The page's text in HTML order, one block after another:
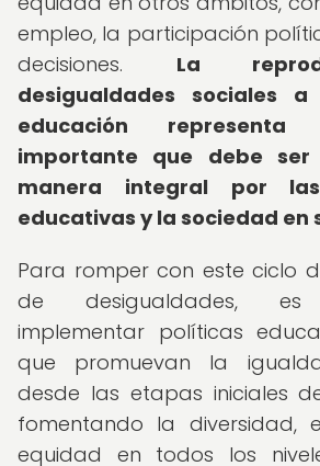
empleo, la participación
decisiones. La
desigualdades sociales
educación
importante que debe
manera integral por
educativas y la sociedad en
Para romper con este ciclo
de desigualdades, es
implementar políticas
que promuevan la
desde las etapas iniciales
fomentando la diversidad,
equidad en todos los